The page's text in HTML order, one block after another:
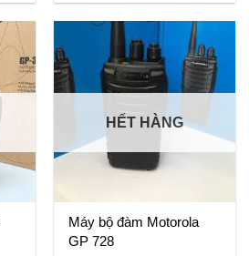
HẾT HÀNG
Máy bộ đàm Motorola
GP 728